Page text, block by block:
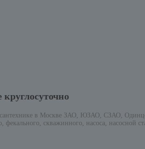
сантехнике в Москве ЗАО, ЮЗАО, СЗАО,
скважинного, насоса, насосной